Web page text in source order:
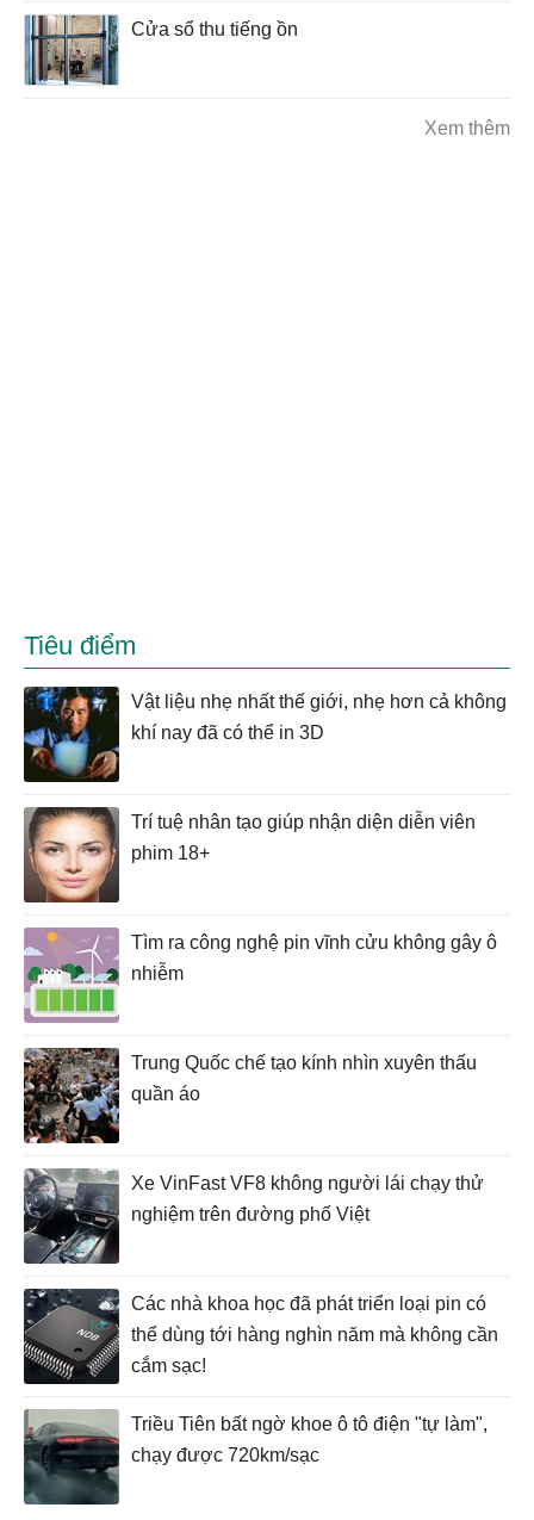
Cửa sổ thu tiếng ồn
Xem thêm
Tiêu điểm
Vật liệu nhẹ nhất thế giới, nhẹ hơn cả không
khí nay đã có thể in 3D
Trí tuệ nhân tạo giúp nhận diện diễn viên
phim 18+
Tìm ra công nghệ pin vĩnh cửu không gây ô
nhiễm
Trung Quốc chế tạo kính nhìn xuyên thấu
quần áo
Xe VinFast VF8 không người lái chạy thử
nghiệm trên đường phố Việt
Các nhà khoa học đã phát triển loại pin có
thể dùng tới hàng nghìn năm mà không cần
cắm sạc!
Triều Tiên bất ngờ khoe ô tô điện "tự làm",
chạy được 720km/sạc